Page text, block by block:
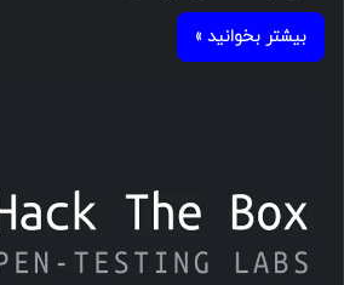
بیشتر بخوانید »